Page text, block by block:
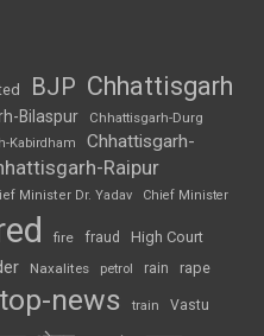
BJP Chhattisgarh
Bilaspur Chhattisgarh-Durg
Kabirdham
Chhattisgarh-
Raipur
Minister Dr. Yadav Chief Minister
fire fraud High Court
Naxalites petrol rain rape
top-news train Vastu